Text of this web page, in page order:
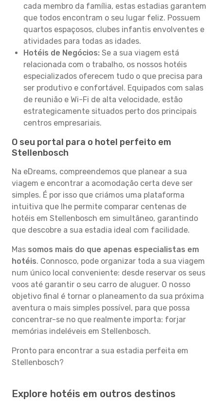
cada membro da família, estas estadias garantem
que todos encontram o seu lugar feliz. Possuem
quartos espaçosos, clubes infantis envolventes e
atividades para todas as idades.
Hotéis de Negócios: Se a sua viagem está
relacionada com o trabalho, os nossos hotéis
especializados oferecem tudo o que precisa para
ser produtivo e confortável. Equipados com salas
de reunião e Wi-Fi de alta velocidade, estão
estrategicamente situados perto dos principais
centros empresariais.
O seu portal para o hotel perfeito em
Stellenbosch
Na eDreams, compreendemos que planear a sua
viagem e encontrar a acomodação certa deve ser
simples. É por isso que criámos uma plataforma
intuitiva que lhe permite comparar centenas de
hotéis em Stellenbosch em simultâneo, garantindo
que descobre a sua estadia ideal com facilidade.
Mas somos mais do que apenas especialistas em
hotéis. Connosco, pode organizar toda a sua viagem
num único local conveniente: desde reservar os seus
voos até garantir o seu carro de aluguer. O nosso
objetivo final é tornar o planeamento da sua próxima
aventura o mais simples possível, para que possa
concentrar-se no que realmente importa: forjar
memórias indeléveis em Stellenbosch.
Pronto para encontrar a sua estadia perfeita em
Stellenbosch?
Explore hotéis em outros destinos